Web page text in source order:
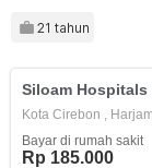
21 tahun
Siloam Hospitals
Kota Cirebon ,
Bayar di rumah sakit
Rp 185.000